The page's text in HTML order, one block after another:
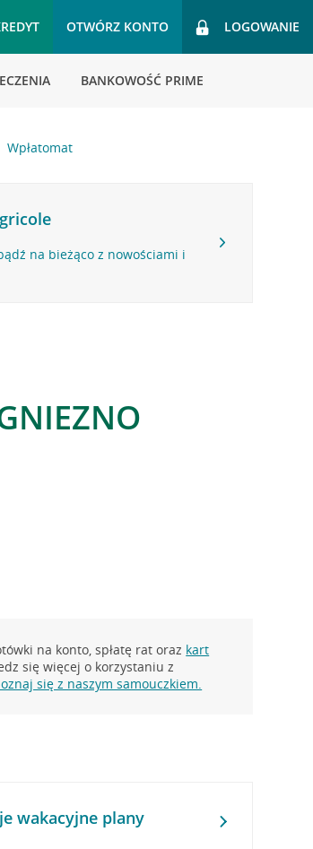
OTWÓRZ KONTO LOGOWANIE
BANKOWOŚĆ PRIME
Wpłatomat
na bieżąco z nowościami i
na konto, spłatę rat oraz kart
się więcej o korzystaniu z
się z naszym samouczkiem.
wakacyjne plany